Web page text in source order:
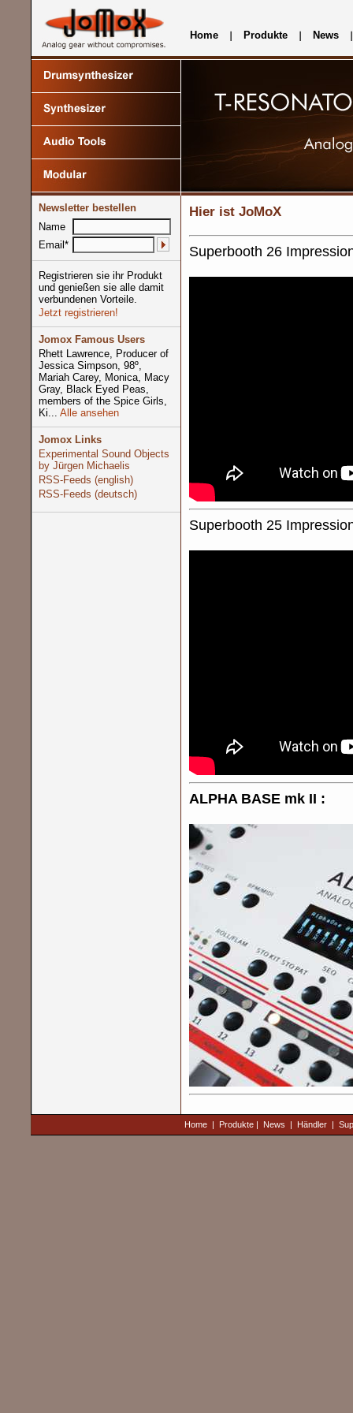
Home Produkte News
Newsletter bestellen
Name
Email*
Registrieren sie ihr Produkt
und genießen sie alle damit
verbundenen Vorteile.
Jetzt registrieren!
Jomox Famous Users
Rhett Lawrence, Producer of
Jessica Simpson, 98º,
Mariah Carey, Monica, Macy
Gray, Black Eyed Peas,
members of the Spice Girls,
Ki... Alle ansehen
Jomox Links
Experimental Sound Objects
by Jürgen Michaelis
RSS-Feeds (english)
RSS-Feeds (deutsch)
Hier ist JoMoX
Superbooth 26
Superbooth 25
ALPHA BASE mk II :
Home | Produkte | News | Händler |